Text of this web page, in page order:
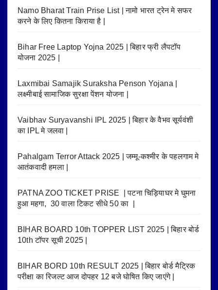
Namo Bharat Train Prise List | नामो भारत ट्रेन मे सफर
करने के लिए कितना किराया है |
Bihar Free Laptop Yojna 2025 | बिहार फ्री लैपटॉप
योजना 2025 |
Laxmibai Samajik Suraksha Penson Yojana |
लक्ष्मीबाई सामाजिक सुरक्षा पेंशन योजना |
Vaibhav Suryavanshi IPL 2025 | बिहार के वैभव सूर्यवंशी
का IPL मे जलवा |
Pahalgam Terror Attack 2025 | जम्मू-कश्मीर के पहलगाम मे
आतंकवादी हमला |
PATNA ZOO TICKET PRISE | पटना चिड़ियाघर मे घुमना
हुआ महगा, 30 वाला टिकट सीधे 50 का |
BIHAR BOARD 10th TOPPER LIST 2025 | बिहार बोर्ड
10th टॉपर सूची 2025 |
BIHAR BORD 10th RESULT 2025 | बिहार बोर्ड मैट्रिक
परीक्षा का रिजल्ट आज दोपहर 12 बजे घोषित किए जाएंगे |